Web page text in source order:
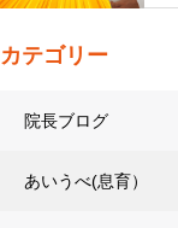
カテゴリー
院長ブログ
あいうべ(息育）